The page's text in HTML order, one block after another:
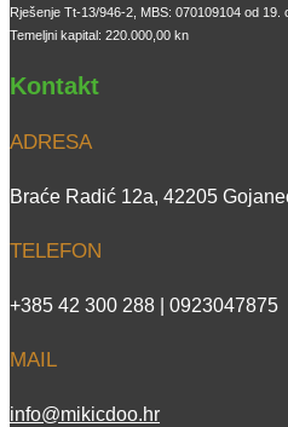
Rješenje Tt-13/946-2, MBS: 070109104 od 19.
Temeljni kapital: 220.000,00 kn
Kontakt
ADRESA
Braće Radić 12a, 42205
TELEFON
+385 42 300 288 | 0923047875
MAIL
info@mikicdoo.hr